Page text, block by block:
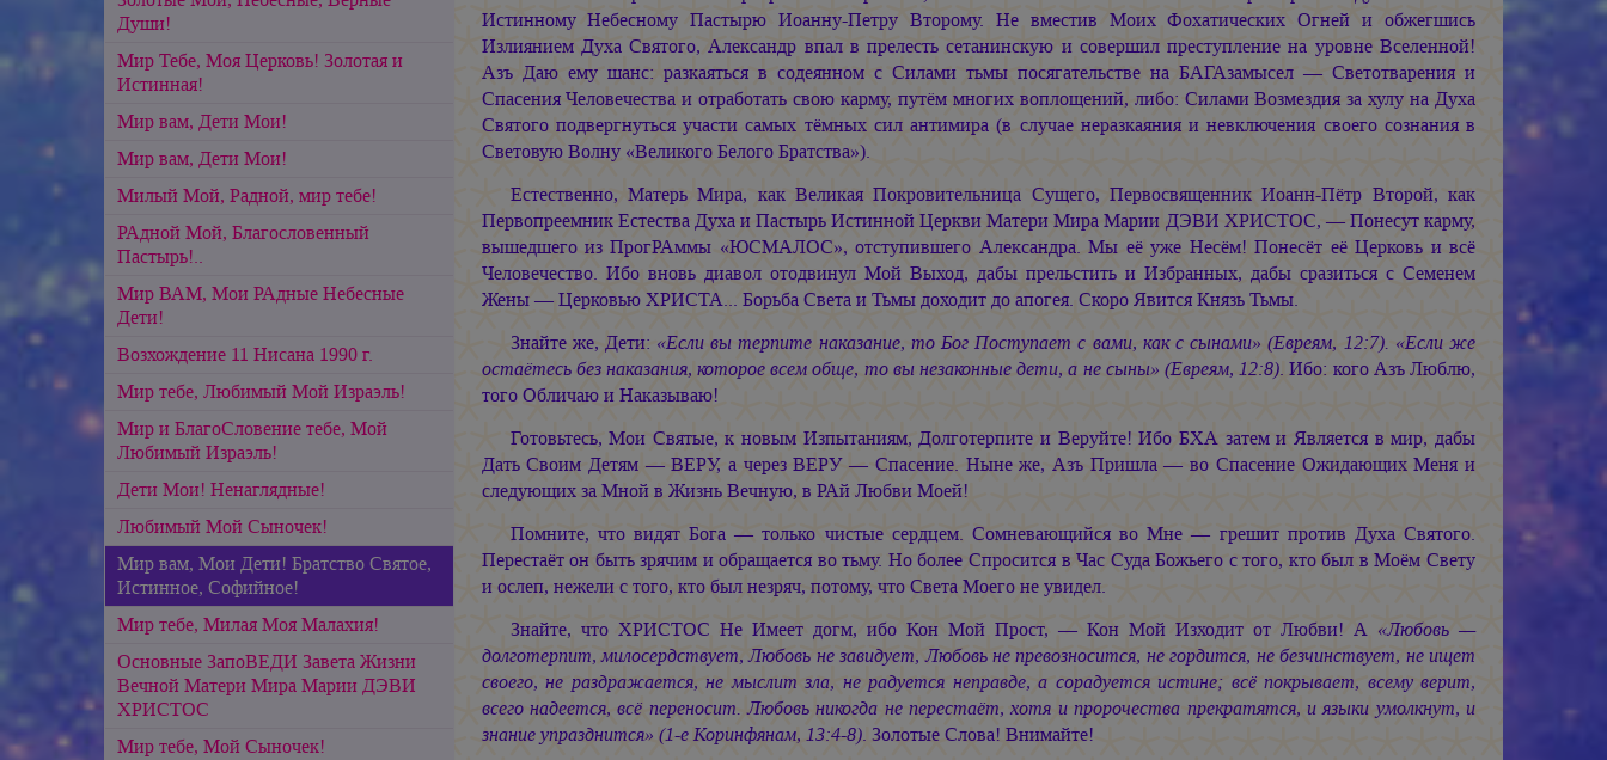
Души!
Мир Тебе, Моя Церковь! Золотая и
Истинная!
Мир вам, Дети Мои!
Мир вам, Дети Мои!
Милый Мой, Радной, мир тебе!
РАдной Мой, Благословенный
Пастырь!..
Мир ВАМ, Мои РАдные Небесные
Дети!
Возхождение 11 Нисана 1990 г.
Мир тебе, Любимый Мой Израэль!
Мир и БлагоСловение тебе, Мой
Любимый Израэль!
Дети Мои! Ненаглядные!
Любимый Мой Сыночек!
Мир вам, Мои Дети! Братство Святое,
Истинное, Софийное!
Мир тебе, Милая Моя Малахия!
Основные ЗапоВЕДИ Завета Жизни
Вечной Матери Мира Марии ДЭВИ
ХРИСТОС
Мир тебе, Мой Сыночек!
Истинному Небесному Пастырю Иоанну-Петру Второму. Не вместив Моих Фохатических Огней и обжегшись
Излиянием Духа Святого, Александр впал в прелесть сетанинскую и совершил преступление на уровне Вселенной!
Азъ Даю ему шанс: разкаяться в содеянном с Силами тьмы посягательстве на БАГАзамысел — Светотварения и
Спасения Человечества и отработать свою карму, путём многих воплощений, либо: Силами Возмездия за хулу на Духа
Святого подвергнуться участи самых тёмных сил антимира (в случае неразкаяния и невключения своего сознания в
Световую Волну «Великого Белого Братства»).
Естественно, Матерь Мира, как Великая Покровительница Сущего, Первосвященник Иоанн-Пётр Второй, как
Первопреемник Естества Духа и Пастырь Истинной Церкви Матери Мира Марии ДЭВИ ХРИСТОС, — Понесут карму,
вышедшего из ПрогРАммы «ЮСМАЛОС», отступившего Александра. Мы её уже Несём! Понесёт её Церковь и всё
Человечество. Ибо вновь диавол отодвинул Мой Выход, дабы прельстить и Избранных, дабы сразиться с Семенем
Жены — Церковью ХРИСТА... Борьба Света и Тьмы доходит до апогея. Скоро Явится Князь Тьмы.
Знайте же, Дети: «Если вы терпите наказание, то Бог Поступает с вами, как с сынами» (Евреям, 12:7). «Если же
остаётесь без наказания, которое всем обще, то вы незаконные дети, а не сыны» (Евреям, 12:8). Ибо: кого Азъ Люблю,
того Обличаю и Наказываю!
Готовьтесь, Мои Святые, к новым Изпытаниям, Долготерпите и Веруйте! Ибо БХА затем и Является в мир, дабы
Дать Своим Детям — ВЕРУ, а через ВЕРУ — Спасение. Ныне же, Азъ Пришла — во Спасение Ожидающих Меня и
следующих за Мной в Жизнь Вечную, в РАй Любви Моей!
Помните, что видят Бога — только чистые сердцем. Сомневающийся во Мне — грешит против Духа Святого.
Перестаёт он быть зрячим и обращается во тьму. Но более Спросится в Час Суда Божьего с того, кто был в Моём Свету
и ослеп, нежели с того, кто был незряч, потому, что Света Моего не увидел.
Знайте, что ХРИСТОС Не Имеет догм, ибо Кон Мой Прост, — Кон Мой Изходит от Любви! А «Любовь —
долготерпит, милосердствует, Любовь не завидует, Любовь не превозносится, не гордится, не безчинствует, не ищет
своего, не раздражается, не мыслит зла, не радуется неправде, а сорадуется истине; всё покрывает, всему верит,
всего надеется, всё переносит. Любовь никогда не перестаёт, хотя и пророчества прекратятся, и языки умолкнут, и
знание упразднится» (1-е Коринфянам, 13:4-8). Золотые Слова! Внимайте!